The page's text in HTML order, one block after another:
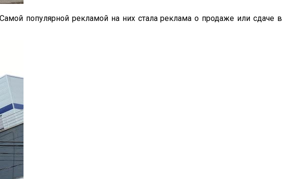
популярной рекламой на них стала реклама о продаже или сдаче в